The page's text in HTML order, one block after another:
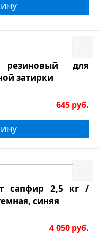
резиновый для
затирки
645 руб.
сапфир 2,5 кг /
синяя
4 050 руб.